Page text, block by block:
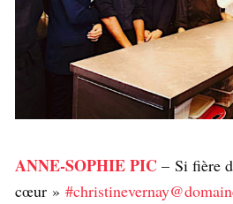
ANNE-SOPHIE PIC – Si fière
cœur » #christinevernay